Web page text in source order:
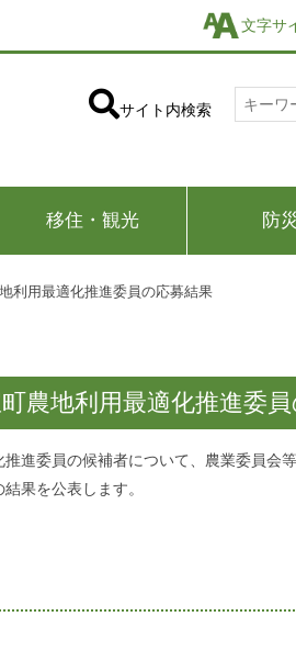
文字サ
サイト内検索
移住・観光 防災
利用最適化推進委員の応募結果
農地利用最適化推進委
進委員の候補者について、農業委員会
果を公表します。